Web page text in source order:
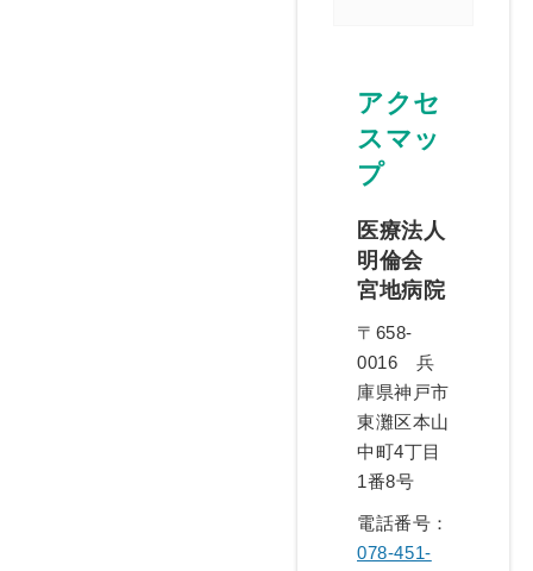
アクセ
スマッ
プ
医療法人
明倫会
宮地病院
〒658-
0016 兵
庫県神戸市
東灘区本山
中町4丁目
1番8号
電話番号：
078-451-